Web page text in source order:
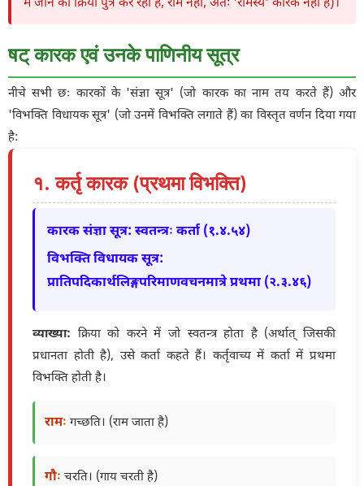
में जाने की क्रिया पुत्र कर रहा है, राम नहीं, अतः 'रामस्य' कारक नहीं है)।
षट् कारक एवं उनके पाणिनीय सूत्र
नीचे सभी छः कारकों के 'संज्ञा सूत्र' (जो कारक का नाम तय करते हैं) और
'विभक्ति विधायक सूत्र' (जो उनमें विभक्ति लगाते हैं) का विस्तृत वर्णन दिया गया
है:
१. कर्तृ कारक (प्रथमा विभक्ति)
कारक संज्ञा सूत्र: स्वतन्त्रः कर्ता (१.४.५४)
विभक्ति विधायक सूत्र:
प्रातिपदिकार्थलिङ्गपरिमाणवचनमात्रे प्रथमा (२.३.४६)
व्याख्या: क्रिया को करने में जो स्वतन्त्र होता है (अर्थात् जिसकी
प्रधानता होती है), उसे कर्ता कहते हैं। कर्तृवाच्य में कर्ता में प्रथमा
विभक्ति होती है।
रामः गच्छति। (राम जाता है)
गौः चरति। (गाय चरती है)